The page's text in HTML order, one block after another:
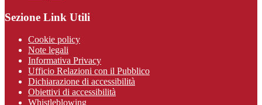
Sezione Link Utili
Cookie policy
Note legali
Informativa Privacy
Ufficio Relazioni con il Pubblico
Dichiarazione di accessibilità
Obiettivi di accessibilità
Whistleblowing